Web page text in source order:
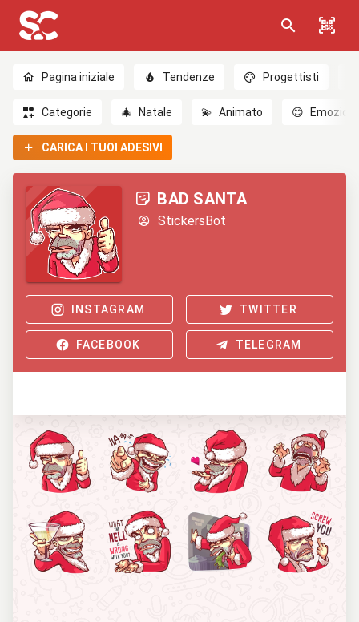
Pagina iniziale Tendenze Progettisti
Categorie 🎄 Natale 💫 Animato 😊 Emozioni
CARICA I TUOI ADESIVI
BAD SANTA
StickersBot
INSTAGRAM TWITTER
FACEBOOK TELEGRAM